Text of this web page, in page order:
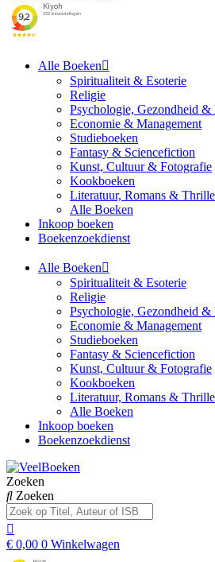
Alle Boeken
Spiritualiteit & Esoterie
Religie
Psychologie, Gezondheid &
Economie & Management
Studieboeken
Fantasy & Sciencefiction
Kunst, Cultuur & Fotografie
Kookboeken
Literatuur, Romans &
Alle Boeken
Inkoop boeken
Boekenzoekdienst
Alle Boeken
Spiritualiteit & Esoterie
Religie
Psychologie, Gezondheid &
Economie & Management
Studieboeken
Fantasy & Sciencefiction
Kunst, Cultuur & Fotografie
Kookboeken
Literatuur, Romans &
Alle Boeken
Inkoop boeken
Boekenzoekdienst
Zoeken
Zoeken
€ 0,00 0 Winkelwagen